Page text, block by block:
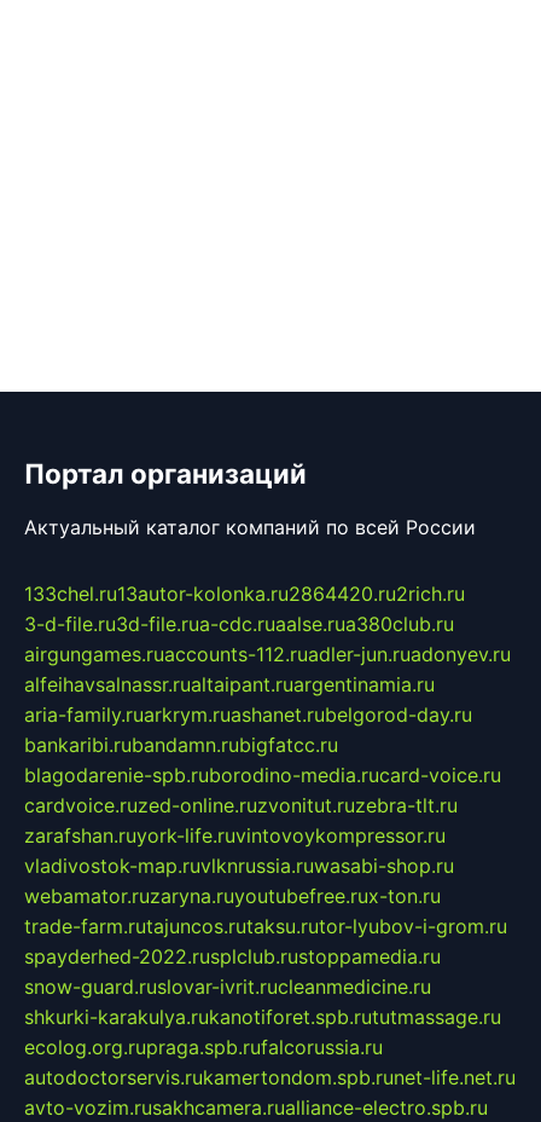
Портал организаций
Актуальный каталог компаний по всей России
133chel.ru13autor-kolonka.ru2864420.ru2rich.ru
3-d-file.ru3d-file.rua-cdc.ruaalse.rua380club.ru
airgungames.ruaccounts-112.ruadler-jun.ruadonyev.ru
alfeihavsalnassr.rualtaipant.ruargentinamia.ru
aria-family.ruarkrym.ruashanet.rubelgorod-day.ru
bankaribi.rubandamn.rubigfatcc.ru
blagodarenie-spb.ruborodino-media.rucard-voice.ru
cardvoice.ruzed-online.ruzvonitut.ruzebra-tlt.ru
zarafshan.ruyork-life.ruvintovoykompressor.ru
vladivostok-map.ruvlknrussia.ruwasabi-shop.ru
webamator.ruzaryna.ruyoutubefree.rux-ton.ru
trade-farm.rutajuncos.rutaksu.rutor-lyubov-i-grom.ru
spayderhed-2022.rusplclub.rustoppamedia.ru
snow-guard.ruslovar-ivrit.rucleanmedicine.ru
shkurki-karakulya.rukanotiforet.spb.rututmassage.ru
ecolog.org.rupraga.spb.rufalcorussia.ru
autodoctorservis.rukamertondom.spb.runet-life.net.ru
avto-vozim.rusakhcamera.rualliance-electro.spb.ru